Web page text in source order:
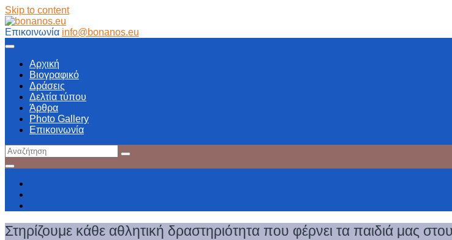
Skip to content
Επικοινωνία info@bonanos.eu
Αρχική
Βιογραφικό
Δράσεις
Δελτία τύπου
Άρθρα
Photo Gallery
Επικοινωνία
Στηρίζουμε κάθε αθλητική δραστηριότητα που φέρνει τα παιδιά μας